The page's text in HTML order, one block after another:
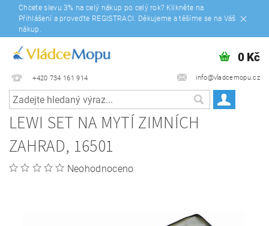
Chcete slevu 3% na celý nákup po celý rok? Klikněte na
Přihlášení a proveďte REGISTRACI. Děkujeme a těšíme se na Váš
nákup.
+420 734 161 914 info@vladcemopu.cz
0 Kč
LEWI SET NA MYTÍ ZIMNÍCH
ZAHRAD, 16501
Neohodnoceno